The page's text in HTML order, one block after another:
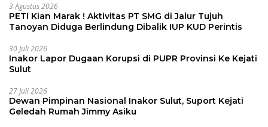
3 Agustus 2026
PETI Kian Marak ! Aktivitas PT SMG di Jalur Tujuh
Tanoyan Diduga Berlindung Dibalik IUP KUD Perintis
30 Juli 2026
Inakor Lapor Dugaan Korupsi di PUPR Provinsi Ke Kejati
Sulut
27 Juli 2026
Dewan Pimpinan Nasional Inakor Sulut, Suport Kejati
Geledah Rumah Jimmy Asiku